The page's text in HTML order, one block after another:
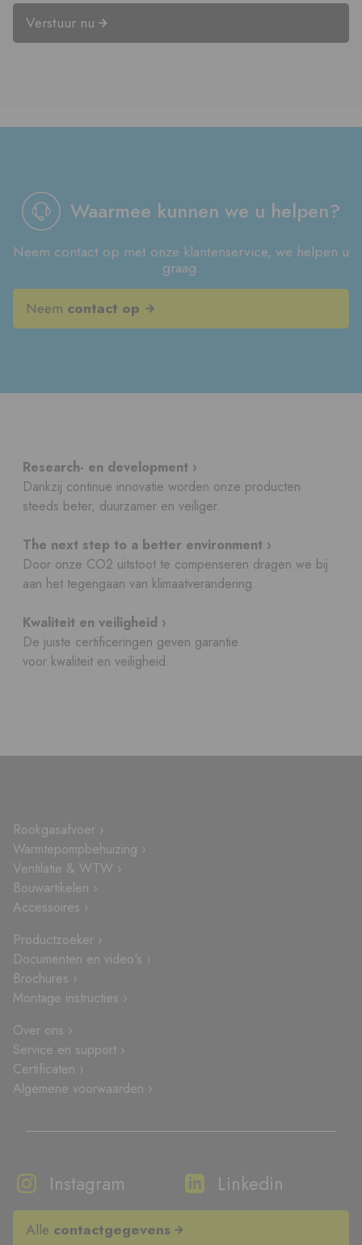
Verstuur nu
Waarmee kunnen we u helpen?
Neem contact op met onze klantenservice, we helpen u
graag.
Neem contact op
Research- en development ›
Dankzij continue innovatie worden onze producten
steeds beter, duurzamer en veiliger.
The next step to a better environment ›
Door onze CO2 uitstoot te compenseren dragen we bij
aan het tegengaan van klimaatverandering.
Kwaliteit en veiligheid ›
De juiste certificeringen geven garantie
voor kwaliteit en veiligheid.
Rookgasafvoer ›
Warmtepompbehuizing ›
Ventilatie & WTW ›
Bouwartikelen ›
Accessoires ›
Productzoeker ›
Documenten en video's ›
Brochures ›
Montage instructies ›
Over ons ›
Service en support ›
Certificaten ›
Algemene voorwaarden ›
Instagram Linkedin
Alle contactgegevens